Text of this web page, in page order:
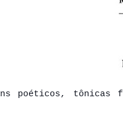
poéticos, tônicas